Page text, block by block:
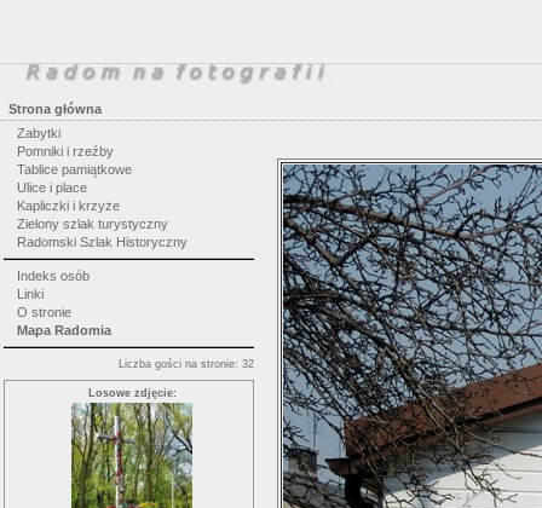
Strona główna
Zabytki
Pomniki i rzeźby
Tablice pamiątkowe
Ulice i place
Kapliczki i krzyże
Zielony szlak turystyczny
Radomski Szlak Historyczny
Indeks osób
Linki
O stronie
Mapa Radomia
Liczba gości na stronie: 32
Losowe zdjęcie: